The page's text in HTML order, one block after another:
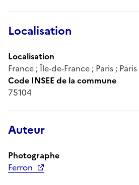
Localisation
Localisation
France ; Île-de-France ; Paris ;
Code INSEE de la commune
75104
Auteur
Photographe
Ferron